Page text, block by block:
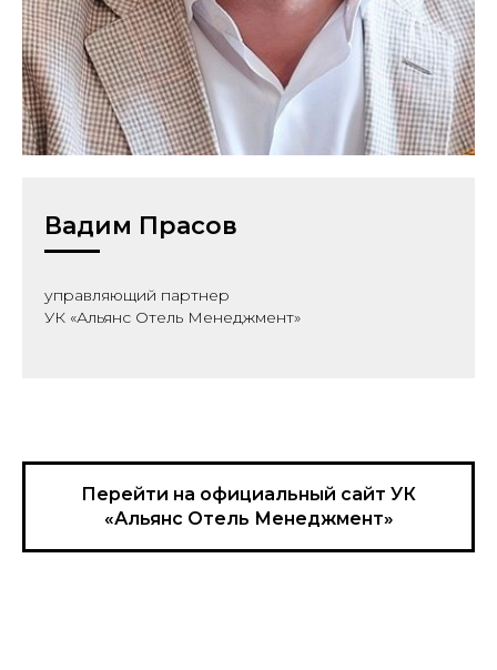
Вадим Прасов
управляющий партнер
УК «Альянс Отель Менеджмент»
Перейти на официальный сайт УК
«Альянс Отель Менеджмент»